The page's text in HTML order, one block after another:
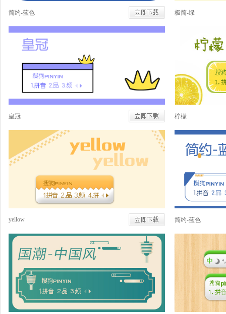
简约-蓝色 极简-绿
皇冠 柠檬
yellow 简约-蓝色